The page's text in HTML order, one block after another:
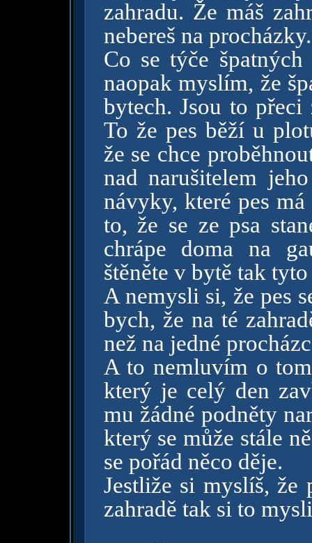
zahradu. Že máš
nebereš na procházky.
Co se týče
naopak myslím, že
bytech. Jsou to
To že pes běží u
že se chce
nad narušitelem
návyky, které pes
to, že se ze psa
chrápe doma na
štěněte v bytě tak
A nemysli si, že pes
bych, že na té
než na jedné
A to nemluvím o
který je celý den
mu žádné podněty
který se může stále
se pořád něco děje.
Jestliže si myslíš, že
zahradě tak si to